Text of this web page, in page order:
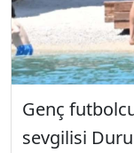
Genç
sevgilisi